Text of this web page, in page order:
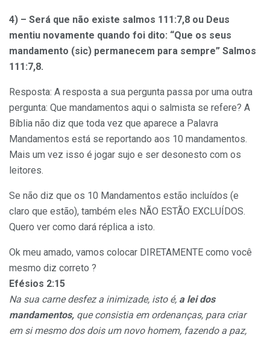
4) – Será que não existe salmos 111:7,8 ou Deus
mentiu novamente quando foi dito: “Que os seus
mandamento (sic) permanecem para sempre” Salmos
111:7,8.
Resposta: A resposta a sua pergunta passa por uma outra
pergunta: Que mandamentos aqui o salmista se refere? A
Bíblia não diz que toda vez que aparece a Palavra
Mandamentos está se reportando aos 10 mandamentos.
Mais um vez isso é jogar sujo e ser desonesto com os
leitores.
Se não diz que os 10 Mandamentos estão incluídos (e
claro que estão), também eles NÃO ESTÃO EXCLUÍDOS.
Quero ver como dará réplica a isto.
Ok meu amado, vamos colocar DIRETAMENTE como você
mesmo diz correto ?
Efésios 2:15
Na sua carne desfez a inimizade, isto é, a lei dos
mandamentos, que consistia em ordenanças, para criar
em si mesmo dos dois um novo homem, fazendo a paz,